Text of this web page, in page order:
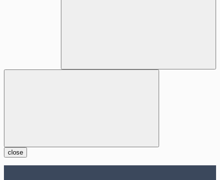
close